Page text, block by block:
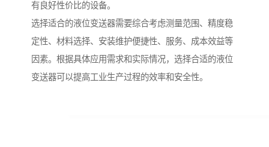
有良好性价比的设备。
选择适合的液位变送器需要综合考虑测量范围、精度稳
定性、材料选择、安装维护便捷性、服务、成本效益等
因素。根据具体应用需求和实际情况，选择合适的液位
变送器可以提高工业生产过程的效率和安全性。